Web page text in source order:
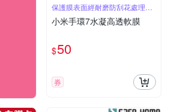
保護膜表面經耐磨防刮花處理防
刮花
小米手環7水凝高透軟膜
$50
券